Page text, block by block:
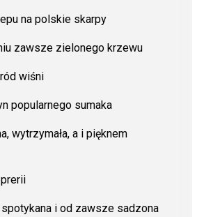
na polskie skarpy
zawsze zielonego krzewu
wiśni
popularnego sumaka
wytrzymała, a i pięknem
i od zawsze sadzona